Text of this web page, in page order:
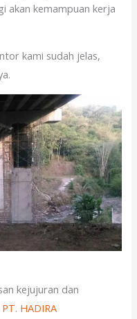
akan kemampuan kerja
kami sudah jelas,
kejujuran dan
PT. HADIRA